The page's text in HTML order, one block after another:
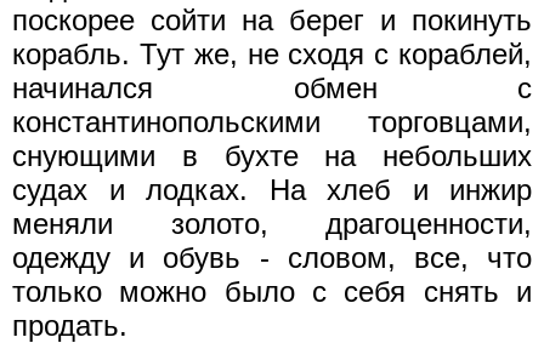
поскорее сойти на берег и покинуть
корабль. Тут же, не сходя с кораблей,
начинался обмен с
константинопольскими торговцами,
снующими в бухте на небольших
судах и лодках. На хлеб и инжир
меняли золото, драгоценности,
одежду и обувь - словом, все, что
только можно было с себя снять и
продать.